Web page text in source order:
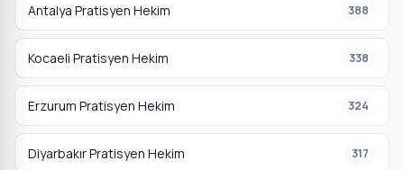
Antalya Pratisyen Hekim 388
Kocaeli Pratisyen Hekim 338
Erzurum Pratisyen Hekim 324
Diyarbakır Pratisyen Hekim 317